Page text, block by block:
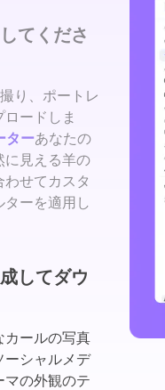
てくださ
り、ポートレ
ードしま
ターあなたの
に見える羊の
せてカスタ
ーを適用し
してダウ
カールの写真
ーシャルメデ
マの外観のテ